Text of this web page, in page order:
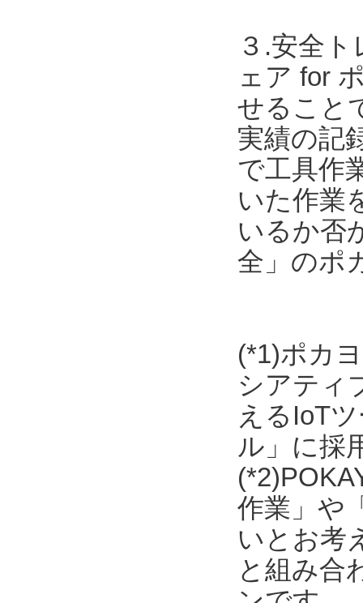
３.安全
ェア for
せること
実績の記
で工具作
いた作業
いるか否
全」のポ
(*1)ポカ
シアティ
えるIoT
ル」に採
作業」や
いとお考
と組み合